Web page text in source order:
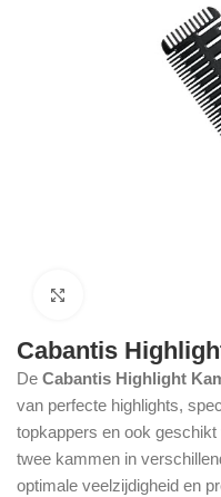
Cabantis
De Cabantis Highlight
van perfecte highlights,
topkappers en ook
twee kammen in
optimale veelzijdigheid en